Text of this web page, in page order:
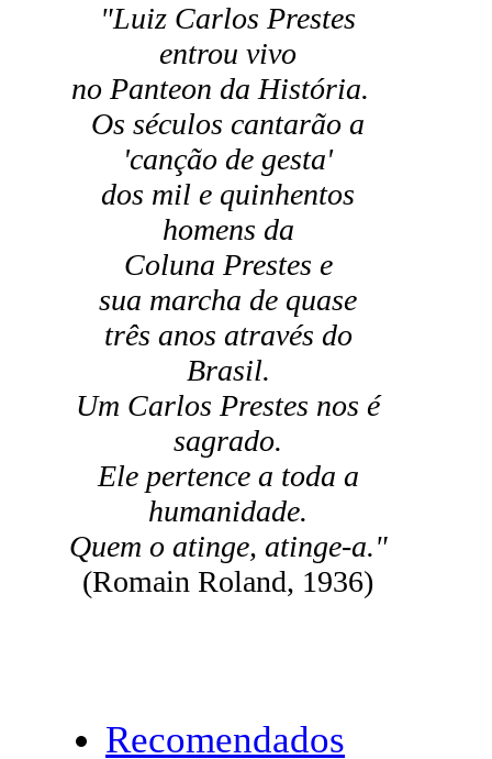
"Luiz Carlos Prestes
entrou vivo
no Panteon da História.
Os séculos cantarão a
'canção de gesta'
dos mil e quinhentos
homens da
Coluna Prestes e
sua marcha de quase
três anos através do
Brasil.
Um Carlos Prestes nos é
sagrado.
Ele pertence a toda a
humanidade.
Quem o atinge, atinge-a."
(Romain Roland, 1936)
Recomendados